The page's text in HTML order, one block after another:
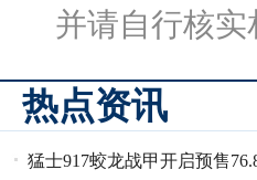
并请自行核实
热点资讯
猛士917蛟龙战甲开启预售